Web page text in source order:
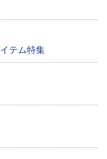
テム特集